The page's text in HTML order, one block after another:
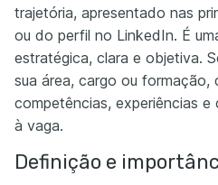
trajetória, apresentado nas
ou do perfil no LinkedIn. É
estratégica, clara e objetiva.
sua área, cargo ou formação,
competências, experiências e
à vaga.
Definição e